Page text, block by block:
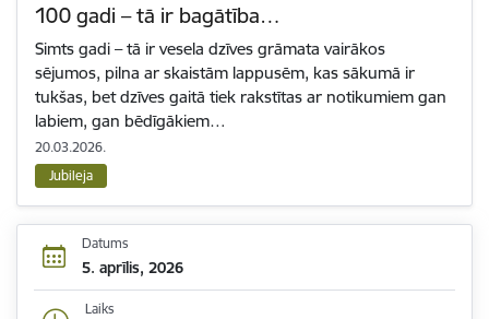
100 gadi – tā ir bagātība…
Simts gadi – tā ir vesela dzīves grāmata vairākos
sējumos, pilna ar skaistām lappusēm, kas sākumā ir
tukšas, bet dzīves gaitā tiek rakstītas ar notikumiem gan
labiem, gan bēdīgākiem…
20.03.2026.
Jubileja
Datums
5. aprīlis, 2026
Laiks